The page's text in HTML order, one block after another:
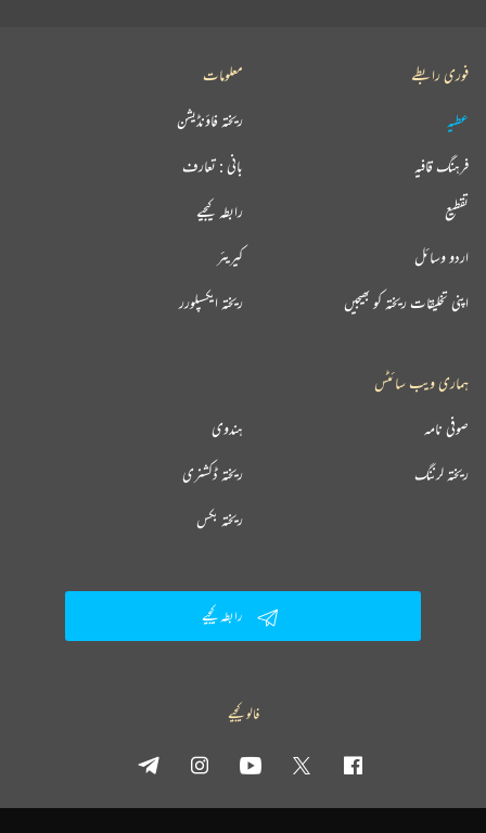
فوری رابطے
عطیہ
فرہنگ قافیہ
تقطیع
اردو وسائل
اپنی تخلیقات ریختہ کو بھیجیں
معلومات
ریختہ فاؤنڈیشن
بانی : تعارف
رابطہ کیجیے
کیریئر
ریختہ ایکسپلورر
ہماری ویب سائٹس
ہندوی صوفی نامہ
ریختہ ڈکشنری ریختہ لرننگ
ریختہ بکس
رابطہ کیجیے
فالو کیجیے